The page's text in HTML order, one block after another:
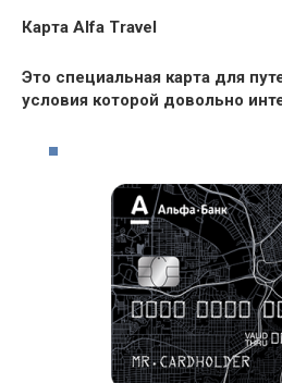
Карта Alfa Travel
Это специальная карта для
условия которой довольно